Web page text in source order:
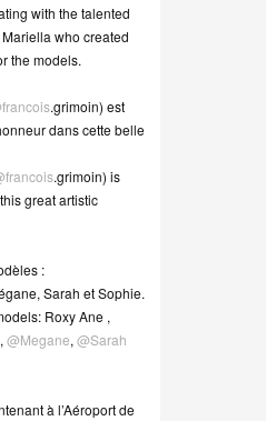
with the talented
who created
the models.
.grimoin) est
dans cette belle
.grimoin) is
great artistic
:
Sarah et Sophie.
Roxy Ane ,
, @Megane, @Sarah
à l’Aéroport de